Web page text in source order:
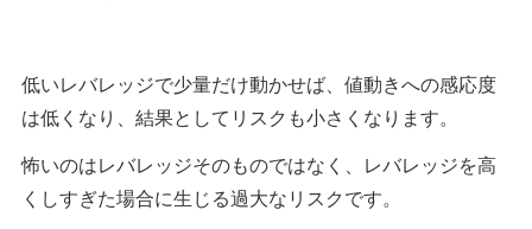
低いレバレッジで少量だけ動かせば、値動きへの感応度
は低くなり、結果としてリスクも小さくなります。
怖いのはレバレッジそのものではなく、レバレッジを高
くしすぎた場合に生じる過大なリスクです。